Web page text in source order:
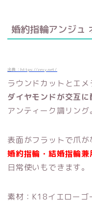
婚約指輪アンジュ
出典：https://zexy.net/
ラウンドカットとエ
ダイヤモンドが交互に
アンティーク調リング。
表面がフラットで爪が
婚約指輪・結婚指輪兼
日常使いもできます。
素材：K18イエローゴ